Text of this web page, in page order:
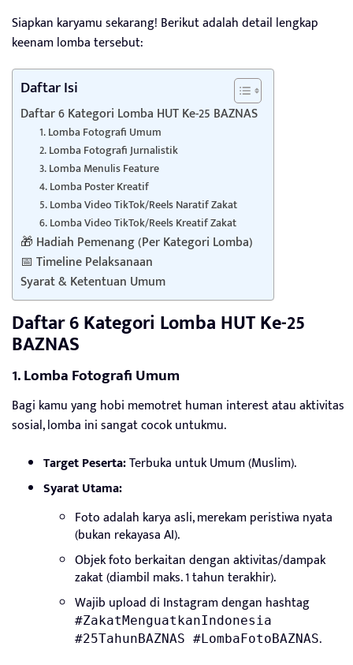
Siapkan karyamu sekarang! Berikut adalah detail lengkap
keenam lomba tersebut:
Daftar Isi
Daftar 6 Kategori Lomba HUT Ke-25 BAZNAS
1. Lomba Fotografi Umum
2. Lomba Fotografi Jurnalistik
3. Lomba Menulis Feature
4. Lomba Poster Kreatif
5. Lomba Video TikTok/Reels Naratif Zakat
6. Lomba Video TikTok/Reels Kreatif Zakat
🎁 Hadiah Pemenang (Per Kategori Lomba)
📅 Timeline Pelaksanaan
Syarat & Ketentuan Umum
Daftar 6 Kategori Lomba HUT Ke-25
BAZNAS
1. Lomba Fotografi Umum
Bagi kamu yang hobi memotret human interest atau aktivitas
sosial, lomba ini sangat cocok untukmu.
Target Peserta:Terbuka untuk Umum (Muslim).
Syarat Utama:
Foto adalah karya asli, merekam peristiwa nyata
(bukan rekayasa AI).
Objek foto berkaitan dengan aktivitas/dampak
zakat (diambil maks. 1 tahun terakhir).
Wajib upload di Instagram dengan hashtag
#ZakatMenguatkanIndonesia
#25TahunBAZNAS #LombaFotoBAZNAS.